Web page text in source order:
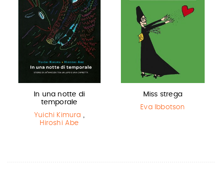
In una notte di
temporale
Yuichi Kimura ,
Hiroshi Abe
Miss strega
Eva Ibbotson